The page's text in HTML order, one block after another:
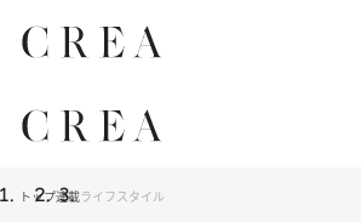
トップ連載ライフスタイル